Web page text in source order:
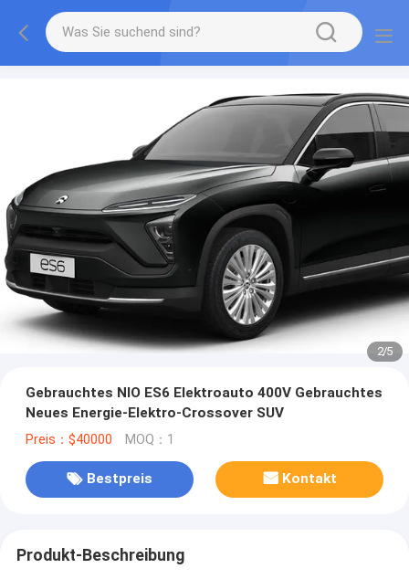
2/5
Gebrauchtes NIO ES6 Elektroauto 400V Gebrauchtes
Neues Energie-Elektro-Crossover SUV
Preis：$40000 MOQ：1
Bestpreis Kontakt
Produkt-Beschreibung